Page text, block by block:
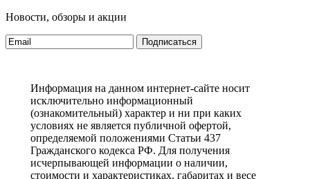
Новости, обзоры и акции
Подписаться
Информация на данном интернет-сайте носит
исключительно информационный
(ознакомительный) характер и ни при каких
условиях не является публичной офертой,
определяемой положениями Статьи 437
Гражданского кодекса РФ. Для получения
исчерпывающей информации о наличии,
стоимости и характеристиках, габаритах и весе